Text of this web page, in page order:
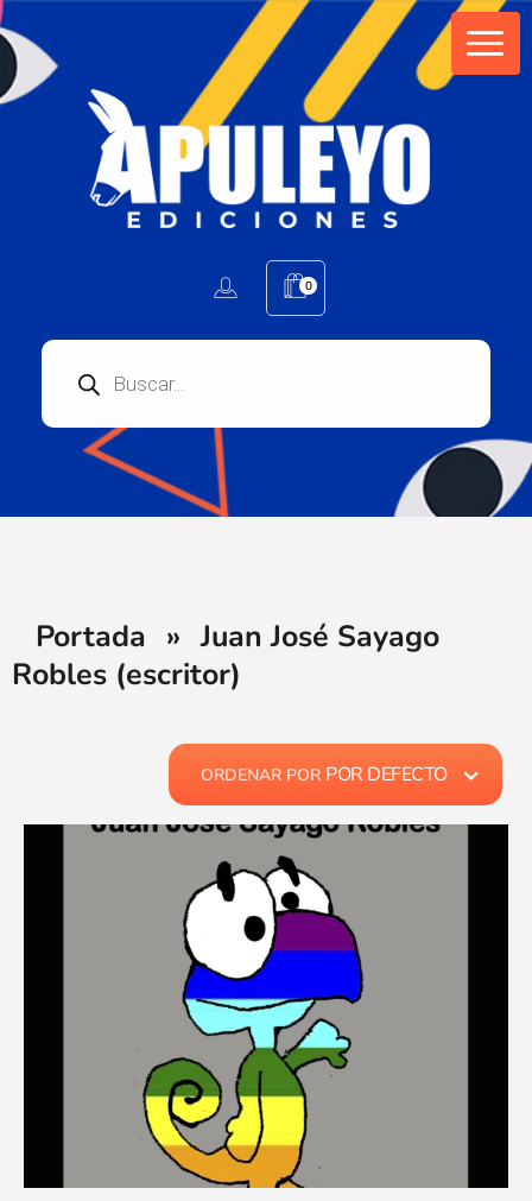
0
Portada » Juan José Sayago
Robles (escritor)
ORDENAR POR POR DEFECTO